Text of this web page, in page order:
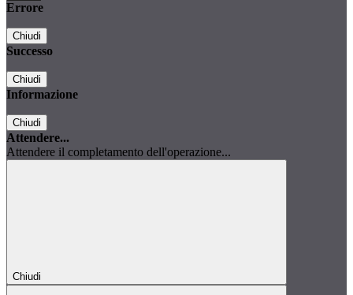
Errore
Chiudi
Successo
Chiudi
Informazione
Chiudi
Attendere...
Attendere il completamento dell'operazione...
Chiudi